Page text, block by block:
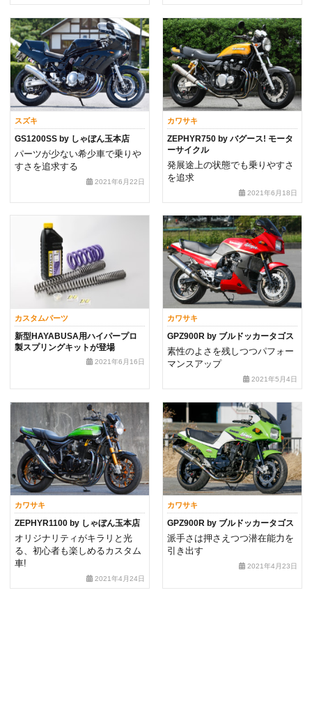
スズキ
GS1200SS by しゃぼん玉本店
パーツが少ない希少車で乗りや
すさを追求する
2021年6月22日
カワサキ
ZEPHYR750 by バグース! モータ
ーサイクル
発展途上の状態でも乗りやすさ
を追求
2021年6月18日
カスタムパーツ
新型HAYABUSA用ハイパープロ
製スプリングキットが登場
2021年6月16日
カワサキ
GPZ900R by ブルドッカータゴス
素性のよさを残しつつパフォー
マンスアップ
2021年5月4日
カワサキ
ZEPHYR1100 by しゃぼん玉本店
オリジナリティがキラリと光
る、初心者も楽しめるカスタム
車!
2021年4月24日
カワサキ
GPZ900R by ブルドッカータゴス
派手さは押さえつつ潜在能力を
引き出す
2021年4月23日